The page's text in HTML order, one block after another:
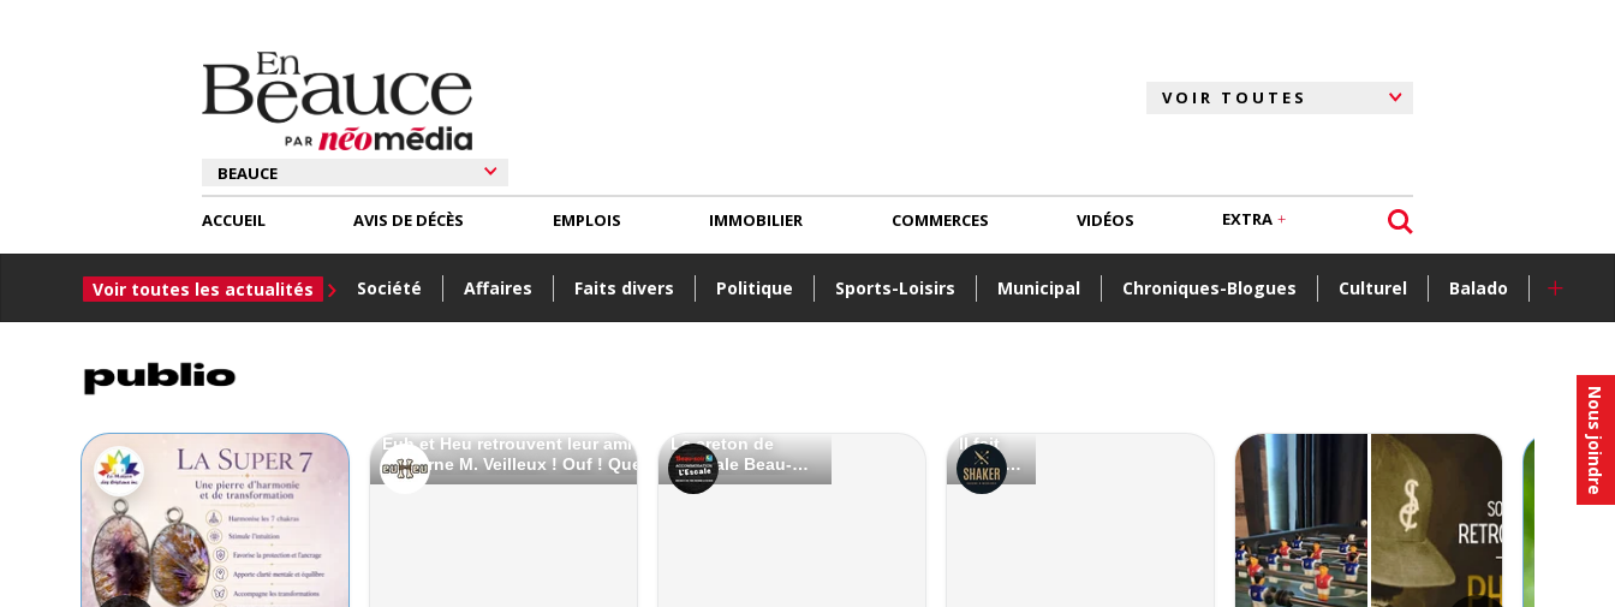
Nous joindre
ACCUEIL
Voir toutes les actualités Société Affaires Faits divers Politique Sports-Loisirs Municipal Chroniques-Blogues Culturel Balado +
AVIS DE DÉCÈS EMPLOIS IMMOBILIER COMMERCES VIDÉOS EXTRA